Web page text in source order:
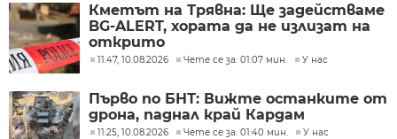
Кметът на Трявна: Ще задействаме
BG-ALERT, хората да не излизат на
открито
11:47, 10.08.2026 Чете се за: 01:07 мин. У нас
Първо по БНТ: Вижте останките от
дрона, паднал край Кардам
11:25, 10.08.2026 Чете се за: 01:40 мин. У нас